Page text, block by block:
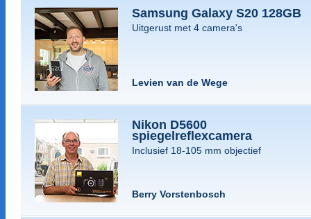
Samsung Galaxy S20 128GB
Uitgerust met 4 camera's
Levien van de Wege
Nikon D5600
spiegelreflexcamera
Inclusief 18-105 mm objectief
Berry Vorstenbosch